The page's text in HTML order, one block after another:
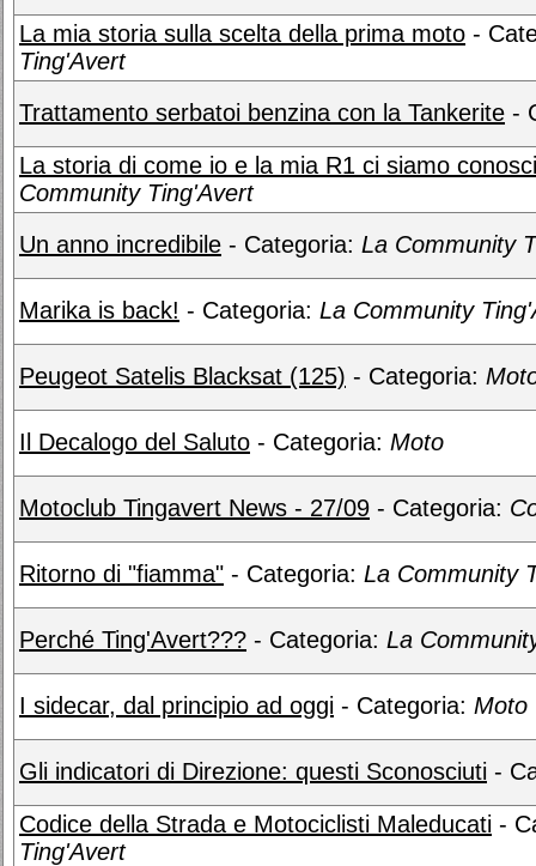
La mia storia sulla scelta della prima moto -
Ting'Avert
Trattamento serbatoi benzina con la Tankerite -
La storia di come io e la mia R1 ci siamo
Community Ting'Avert
Un anno incredibile - Categoria: La Community
Marika is back! - Categoria: La Community
Peugeot Satelis Blacksat (125) - Categoria:
Il Decalogo del Saluto - Categoria: Moto
Motoclub Tingavert News - 27/09 - Categoria:
Ritorno di "fiamma" - Categoria: La Community
Perché Ting'Avert??? - Categoria: La
I sidecar, dal principio ad oggi - Categoria: Moto
Gli indicatori di Direzione: questi Sconosciuti -
Codice della Strada e Motociclisti Maleducati -
Ting'Avert